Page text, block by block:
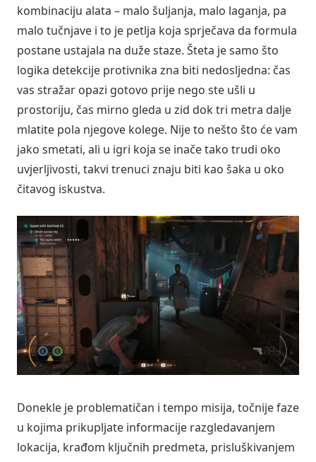
kombinaciju alata – malo šuljanja, malo laganja, pa
malo tučnjave i to je petlja koja sprječava da formula
postane ustajala na duže staze. Šteta je samo što
logika detekcije protivnika zna biti nedosljedna: čas
vas stražar opazi gotovo prije nego ste ušli u
prostoriju, čas mirno gleda u zid dok tri metra dalje
mlatite pola njegove kolege. Nije to nešto što će vam
jako smetati, ali u igri koja se inače tako trudi oko
uvjerljivosti, takvi trenuci znaju biti kao šaka u oko
čitavog iskustva.
Donekle je problematičan i tempo misija, točnije faze
u kojima prikupljate informacije razgledavanjem
lokacija, krađom ključnih predmeta, prisluškivanjem